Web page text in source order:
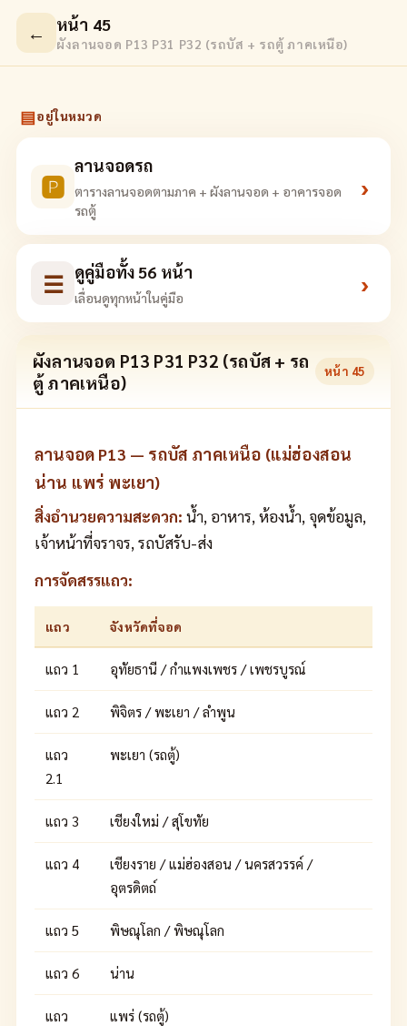
← หน้า 45
ผังลานจอด P13 P31 P32 (รถบัส + รถตู้ ภาคเหนือ)
▤อยู่ในหมวด
🅿
ลานจอดรถ
ตารางลานจอดตามภาค + ผังลานจอด + อาคารจอด
รถตู้
›
☰ ดูคู่มือทั้ง 56 หน้า
เลื่อนดูทุกหน้าในคู่มือ ›
ผังลานจอด P13 P31 P32 (รถบัส + รถ
ตู้ ภาคเหนือ)
หน้า 45
ลานจอด P13 — รถบัส ภาคเหนือ (แม่ฮ่องสอน
น่าน แพร่ พะเยา)
สิ่งอำนวยความสะดวก: น้ำ, อาหาร, ห้องน้ำ, จุดข้อมูล,
เจ้าหน้าที่จราจร, รถบัสรับ-ส่ง
การจัดสรรแถว:
แถว จังหวัดที่จอด
แถว 1 อุทัยธานี / กำแพงเพชร / เพชรบูรณ์
แถว 2 พิจิตร / พะเยา / ลำพูน
แถว
2.1
พะเยา (รถตู้)
แถว 3 เชียงใหม่ / สุโขทัย
แถว 4
เชียงราย / แม่ฮ่องสอน / นครสวรรค์ /
อุตรดิตถ์
แถว 5 พิษณุโลก / พิษณุโลก
แถว 6 น่าน
แถว
แพร่ (รถตู้)